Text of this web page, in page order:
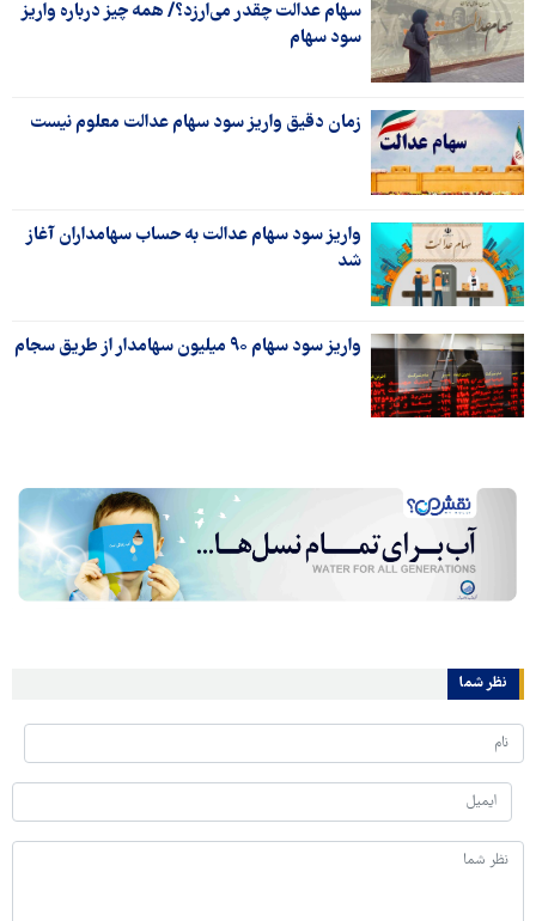
سهام عدالت چقدر می‌ارزد؟/ همه چیز درباره واریز
سود سهام
زمان دقیق واریز سود سهام عدالت معلوم نیست
واریز سود سهام عدالت به حساب سهامداران آغاز
شد
واریز سود سهام ۹۰ میلیون سهامدار از طریق سجام
نظر شما